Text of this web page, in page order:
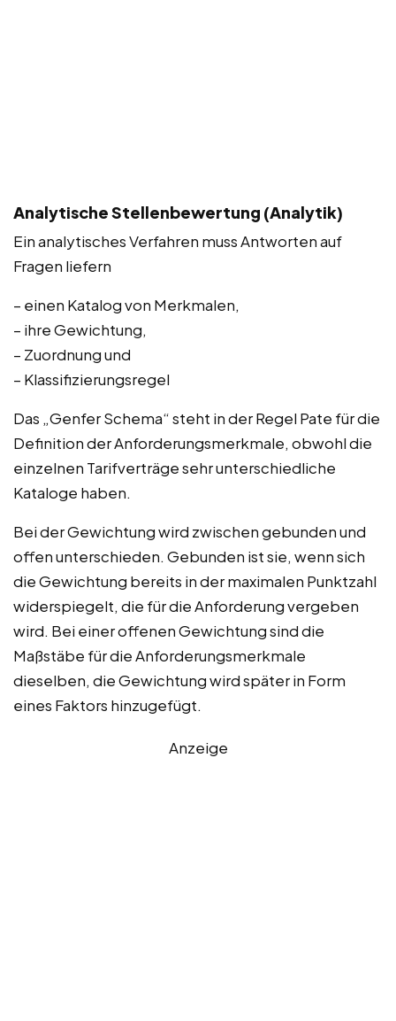
Analytische Stellenbewertung (Analytik)
Ein analytisches Verfahren muss Antworten auf
Fragen liefern
– einen Katalog von Merkmalen,
– ihre Gewichtung,
– Zuordnung und
– Klassifizierungsregel
Das „Genfer Schema“ steht in der Regel Pate für die
Definition der Anforderungsmerkmale, obwohl die
einzelnen Tarifverträge sehr unterschiedliche
Kataloge haben.
Bei der Gewichtung wird zwischen gebunden und
offen unterschieden. Gebunden ist sie, wenn sich
die Gewichtung bereits in der maximalen Punktzahl
widerspiegelt, die für die Anforderung vergeben
wird. Bei einer offenen Gewichtung sind die
Maßstäbe für die Anforderungsmerkmale
dieselben, die Gewichtung wird später in Form
eines Faktors hinzugefügt.
Anzeige